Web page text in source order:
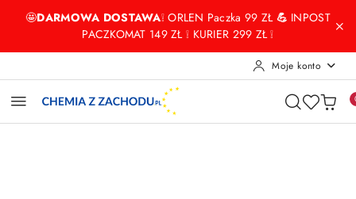
Przejdź do treści głównej
Przejdź do wyszukiwarki
Przejdź do moje konto
Przejdź do menu głównego
Przejdź do opisu produktu
Przejdź do stopki
🤩DARMOWA DOSTAWA❕ ORLEN Paczka 99 ZŁ💪 INPOST
PACZKOMAT 149 ZŁ ❕ KURIER 299 ZŁ ❕
Moje konto